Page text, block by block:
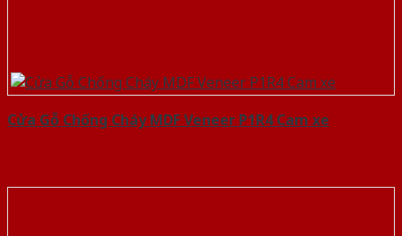
Cửa Gỗ Chống Cháy MDF Veneer P1R4 Cam xe